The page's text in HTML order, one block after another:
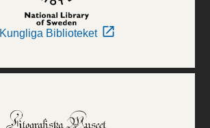
Kungliga Biblioteket